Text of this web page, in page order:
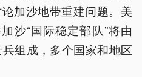
加沙地带重建问题。美
沙“国际稳定部队”将由
组成，多个国家和地区